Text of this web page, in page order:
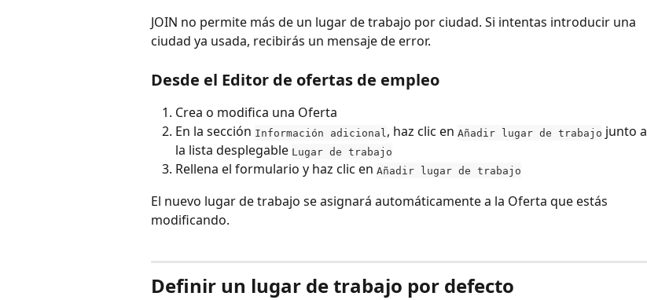
JOIN no permite más de un lugar de trabajo por ciudad. Si intentas introducir una
ciudad ya usada, recibirás un mensaje de error.
Desde el Editor de ofertas de empleo
Crea o modifica una Oferta
En la sección Información adicional , haz clic en Añadir lugar de trabajo junto a
la lista desplegable Lugar de trabajo
Rellena el formulario y haz clic en Añadir lugar de trabajo
El nuevo lugar de trabajo se asignará automáticamente a la Oferta que estás
modificando.
Definir un lugar de trabajo por defecto